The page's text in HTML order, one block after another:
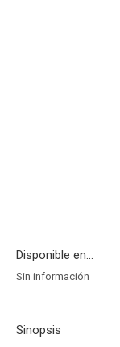
Disponible en...
Sin información
Sinopsis